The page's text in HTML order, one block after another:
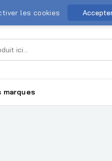
marques
les cookies